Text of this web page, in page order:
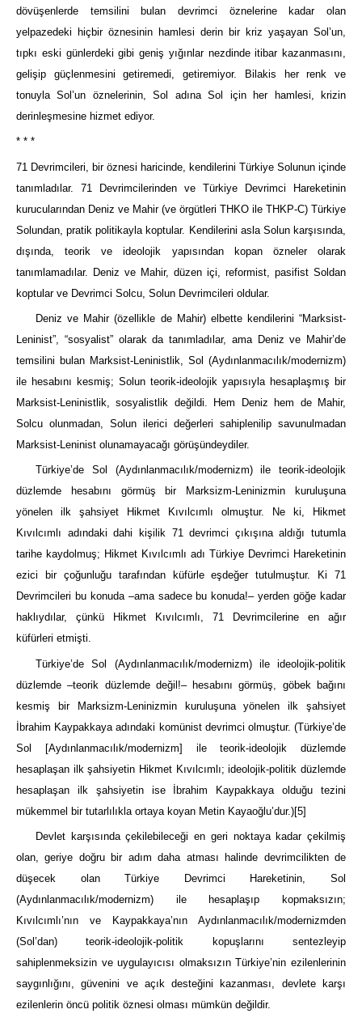
dövüşenlerde temsilini bulan devrimci öznelerine kadar olan
yelpazedeki hiçbir öznesinin hamlesi derin bir kriz yaşayan Sol’un,
tıpkı eski günlerdeki gibi geniş yığınlar nezdinde itibar kazanmasını,
gelişip güçlenmesini getiremedi, getiremiyor. Bilakis her renk ve
tonuyla Sol’un öznelerinin, Sol adına Sol için her hamlesi, krizin
derinleşmesine hizmet ediyor.
* * *
71 Devrimcileri, bir öznesi haricinde, kendilerini Türkiye Solunun içinde
tanımladılar. 71 Devrimcilerinden ve Türkiye Devrimci Hareketinin
kurucularından Deniz ve Mahir (ve örgütleri THKO ile THKP-C) Türkiye
Solundan, pratik politikayla koptular. Kendilerini asla Solun karşısında,
dışında, teorik ve ideolojik yapısından kopan özneler olarak
tanımlamadılar. Deniz ve Mahir, düzen içi, reformist, pasifist Soldan
koptular ve Devrimci Solcu, Solun Devrimcileri oldular.
Deniz ve Mahir (özellikle de Mahir) elbette kendilerini “Marksist-
Leninist”, “sosyalist” olarak da tanımladılar, ama Deniz ve Mahir’de
temsilini bulan Marksist-Leninistlik, Sol (Aydınlanmacılık/modernizm)
ile hesabını kesmiş; Solun teorik-ideolojik yapısıyla hesaplaşmış bir
Marksist-Leninistlik, sosyalistlik değildi. Hem Deniz hem de Mahir,
Solcu olunmadan, Solun ilerici değerleri sahiplenilip savunulmadan
Marksist-Leninist olunamayacağı görüşündeydiler.
Türkiye’de Sol (Aydınlanmacılık/modernizm) ile teorik-ideolojik
düzlemde hesabını görmüş bir Marksizm-Leninizmin kuruluşuna
yönelen ilk şahsiyet Hikmet Kıvılcımlı olmuştur. Ne ki, Hikmet
Kıvılcımlı adındaki dahi kişilik 71 devrimci çıkışına aldığı tutumla
tarihe kaydolmuş; Hikmet Kıvılcımlı adı Türkiye Devrimci Hareketinin
ezici bir çoğunluğu tarafından küfürle eşdeğer tutulmuştur. Ki 71
Devrimcileri bu konuda –ama sadece bu konuda!– yerden göğe kadar
haklıydılar, çünkü Hikmet Kıvılcımlı, 71 Devrimcilerine en ağır
küfürleri etmişti.
Türkiye’de Sol (Aydınlanmacılık/modernizm) ile ideolojik-politik
düzlemde –teorik düzlemde değil!– hesabını görmüş, göbek bağını
kesmiş bir Marksizm-Leninizmin kuruluşuna yönelen ilk şahsiyet
İbrahim Kaypakkaya adındaki komünist devrimci olmuştur. (Türkiye’de
Sol [Aydınlanmacılık/modernizm] ile teorik-ideolojik düzlemde
hesaplaşan ilk şahsiyetin Hikmet Kıvılcımlı; ideolojik-politik düzlemde
hesaplaşan ilk şahsiyetin ise İbrahim Kaypakkaya olduğu tezini
mükemmel bir tutarlılıkla ortaya koyan Metin Kayaoğlu’dur.)[5]
Devlet karşısında çekilebileceği en geri noktaya kadar çekilmiş
olan, geriye doğru bir adım daha atması halinde devrimcilikten de
düşecek olan Türkiye Devrimci Hareketinin, Sol
(Aydınlanmacılık/modernizm) ile hesaplaşıp kopmaksızın;
Kıvılcımlı’nın ve Kaypakkaya’nın Aydınlanmacılık/modernizmden
(Sol’dan) teorik-ideolojik-politik kopuşlarını sentezleyip
sahiplenmeksizin ve uygulayıcısı olmaksızın Türkiye’nin ezilenlerinin
saygınlığını, güvenini ve açık desteğini kazanması, devlete karşı
ezilenlerin öncü politik öznesi olması mümkün değildir.